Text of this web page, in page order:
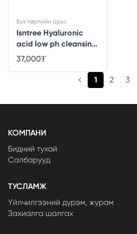
Isntree Hyaluronic
acid low ph cleansing
foam - 150ml
Бүх төрлийн арьс
37,000₮
1
(current)2 3
КОМПАНИ
Бидний тухай
Салбарууд
ТУСЛАМЖ
Үйлчилгээний дүрэм, журам
Захиалга шалгах